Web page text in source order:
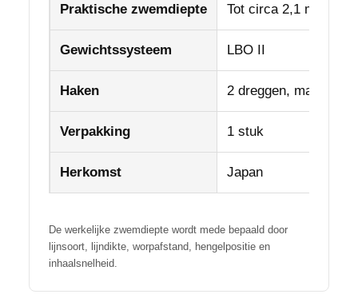
Praktische zwemdiepte Tot circa 2,1 meter
Gewichtssysteem LBO II
Haken 2 dreggen, maat #6
Verpakking 1 stuk
Herkomst Japan
De werkelijke zwemdiepte wordt mede bepaald door
lijnsoort, lijndikte, worpafstand, hengelpositie en
inhaalsnelheid.